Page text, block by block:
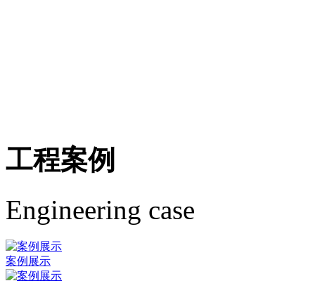
工程案例
Engineering case
案例展示